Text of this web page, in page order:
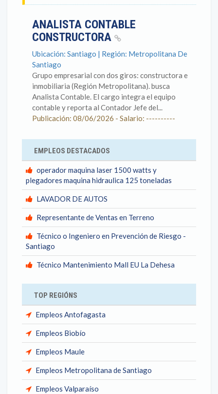
ANALISTA CONTABLE
CONSTRUCTORA
Ubicación: Santiago | Región: Metropolitana De
Santiago
Grupo empresarial con dos giros: constructora e
inmobiliaria (Región Metropolitana). busca
Analista Contable. El cargo integra el equipo
contable y reporta al Contador Jefe del...
Publicación: 08/06/2026 - Salario: ----------
EMPLEOS DESTACADOS
operador maquina laser 1500 watts y
plegadores maquina hidraulica 125 toneladas
LAVADOR DE AUTOS
Representante de Ventas en Terreno
Técnico o Ingeniero en Prevención de Riesgo -
Santiago
Técnico Mantenimiento Mall EU La Dehesa
TOP REGIÓNS
Empleos Antofagasta
Empleos Biobío
Empleos Maule
Empleos Metropolitana de Santiago
Empleos Valparaíso